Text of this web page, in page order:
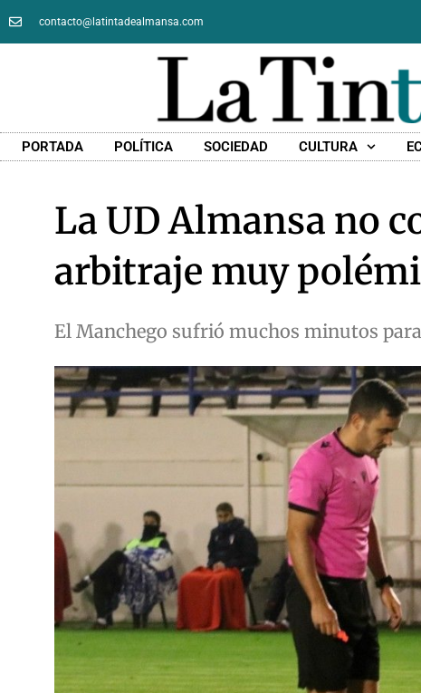
contacto@latintadealmansa.com
PORTADA POLÍTICA SOCIEDAD CULTURA
La UD Almansa no
arbitraje muy
El Manchego sufrió muchos minutos